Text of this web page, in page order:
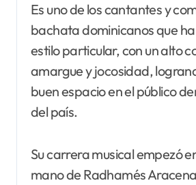
Es uno de los cantantes y
bachata dominicanos que
estilo particular, con un alto
amargue y jocosidad,
buen espacio en el público
del país.
Su carrera musical empezó
mano de Radhamés